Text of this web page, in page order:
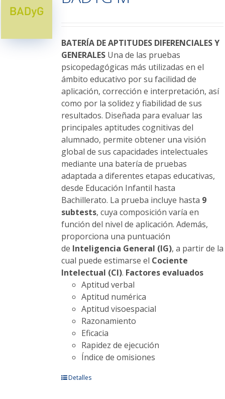
opciones
elegir
en
la
página
de
producto
BATERÍA DE APTITUDES DIFERENCIALES Y
GENERALESUna de las pruebas
psicopedagógicas más utilizadas en el
ámbito educativo por su facilidad de
aplicación, corrección e interpretación, así
como por la solidez y fiabilidad de sus
resultados. Diseñada para evaluar las
principales aptitudes cognitivas del
alumnado, permite obtener una visión
global de sus capacidades intelectuales
mediante una batería de pruebas
adaptada a diferentes etapas educativas,
desde Educación Infantil hasta
Bachillerato. La prueba incluye hasta 9
subtests, cuya composición varía en
función del nivel de aplicación. Además,
proporciona una puntuación
de Inteligencia General (IG), a partir de la
cual puede estimarse el Cociente
Intelectual (CI). Factores evaluados
Aptitud verbal
Aptitud numérica
Aptitud visoespacial
Razonamiento
Eficacia
Rapidez de ejecución
Índice de omisiones
EsteDetalles